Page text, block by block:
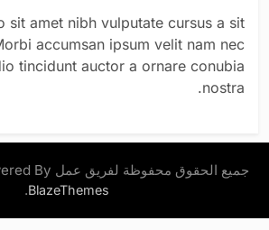
sit amet nibh vulputate cursus a sit
accumsan ipsum velit nam nec
tincidunt auctor a ornare conubia
nostra.
جميع الحقوق محفوظة لفريق عمل Wifi4gamers Powered By
BlazeThemes
.